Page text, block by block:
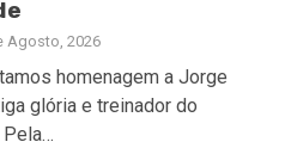
Agosto, 2026
homenagem a Jorge
glória e treinador do
Pela…